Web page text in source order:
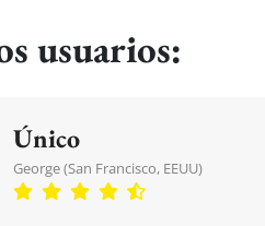
usuarios:
Único
George (San Francisco, EEUU)